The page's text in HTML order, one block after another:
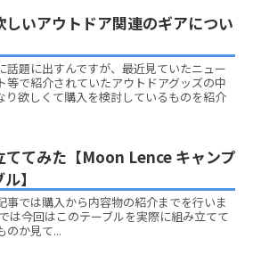
しいアウトドア関連のギアについ
話題に出すんですが、最近見ていたニュー
等で紹介されていたアウトドアグッズの中
り欲しくて購入を検討しているものを紹介
ててみた【Moon Lence キャンプ
】
事では購入から内容物の紹介までを行いま
は今回はこのテーブルを実際に組み立てて
のか見て...